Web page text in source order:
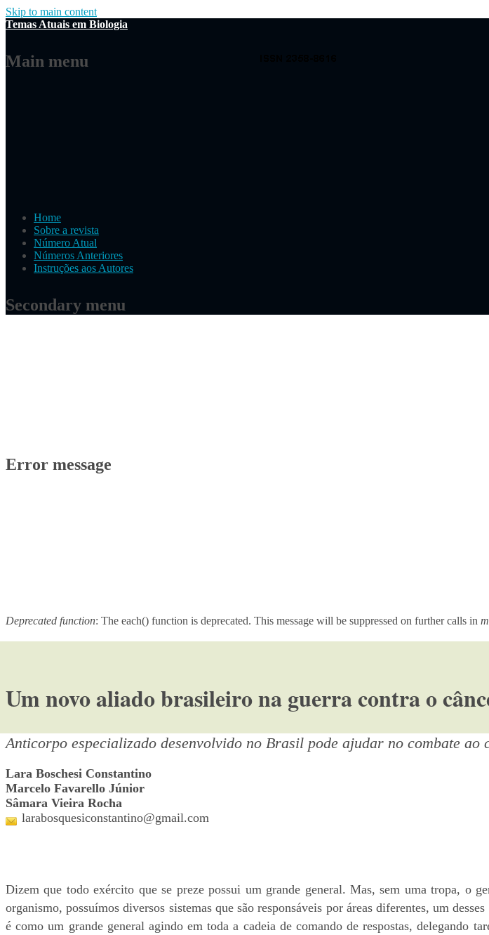
Skip to main content
Temas Atuais em Biologia
Main menu
Home
Sobre a revista
Número Atual
Números Anteriores
Instruções aos Autores
Secondary menu
Error message
Deprecated function: The each() function is deprecated. This message will be suppressed on further calls in
Um novo aliado brasileiro na guerra contra o
Anticorpo especializado desenvolvido no Brasil pode ajudar no combate ao
Lara Boschesi Constantino
Marcelo Favarello Júnior
Sâmara Vieira Rocha
larabosquesiconstantino@gmail.com
Dizem que todo exército que se preze possui um grande general. Mas, sem uma tropa, o
organismo, possuímos diversos sistemas que são responsáveis por áreas diferentes, um
é como um grande general agindo em toda a cadeia de comando de respostas, delegando